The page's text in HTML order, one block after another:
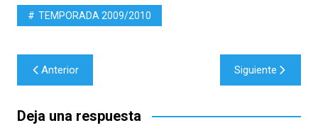
TEMPORADA 2009/2010
Navegación
de
entradas
Anterior Siguiente
Deja una respuesta